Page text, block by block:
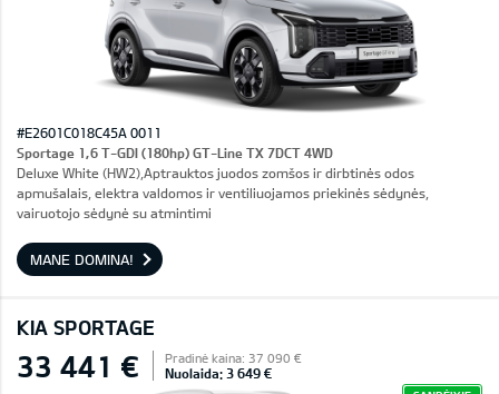
#E2601C018C45A 0011
Sportage 1,6 T-GDI (180hp) GT-Line TX 7DCT 4WD
Deluxe White (HW2),Aptrauktos juodos zomšos ir dirbtinės odos
apmušalais, elektra valdomos ir ventiliuojamos priekinės sėdynės,
vairuotojo sėdynė su atmintimi
MANE DOMINA!
KIA SPORTAGE
33 441 € Pradinė kaina: 37 090 €
Nuolaida: 3 649 €